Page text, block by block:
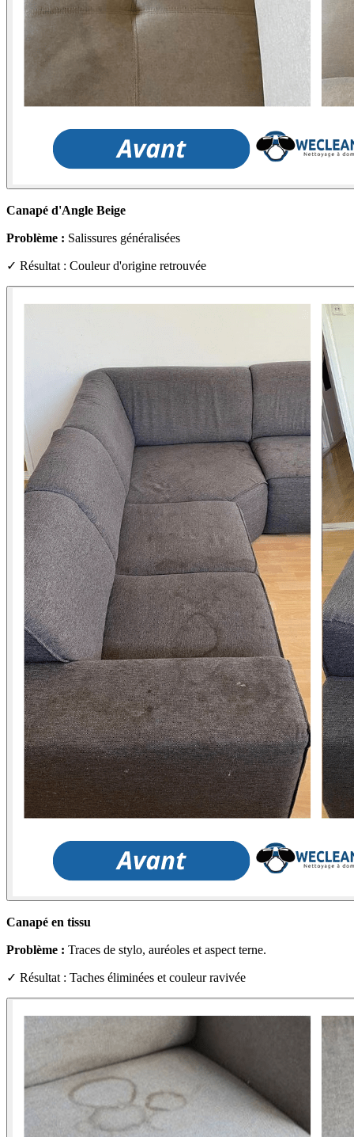
Canapé d'Angle Beige
Problème : Salissures généralisées
✓ Résultat : Couleur d'origine retrouvée
Canapé en tissu
Problème : Traces de stylo, auréoles et aspect terne.
✓ Résultat : Taches éliminées et couleur ravivée